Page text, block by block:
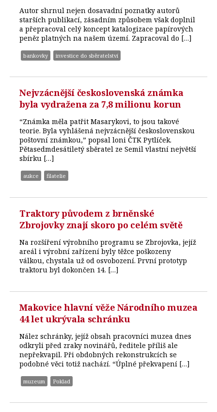
Autor shrnul nejen dosavadní poznatky autorů
starších publikací, zásadním způsobem však doplnil
a přepracoval celý koncept katalogizace papírových
peněz platných na našem území. Zapracoval do […]
bankovky investice do sběratelství
Nejvzácnější československá známka
byla vydražena za 7,8 milionu korun
“Známka měla patřit Masarykovi, to jsou takové
teorie. Byla vyhlášená nejvzácnější československou
poštovní známkou,” popsal loni ČTK Pytlíček.
Pětasedmdesátiletý sběratel ze Semil vlastní největší
sbírku […]
aukce filatelie
Traktory původem z brněnské
Zbrojovky znají skoro po celém světě
Na rozšíření výrobního programu se Zbrojovka, jejíž
areál i výrobní zařízení byly těžce poškozeny
válkou, chystala už od osvobození. První prototyp
traktoru byl dokončen 14. […]
Makovice hlavní věže Národního muzea
44 let ukrývala schránku
Nález schránky, jejíž obsah pracovníci muzea dnes
odkryli před zraky novinářů, ředitele příliš ale
nepřekvapil. Při obdobných rekonstrukcích se
podobné věci totiž nachází. “Úplné překvapení […]
muzeum Poklad